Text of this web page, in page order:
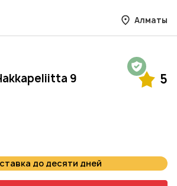
Алматы
9 5
до десяти дней